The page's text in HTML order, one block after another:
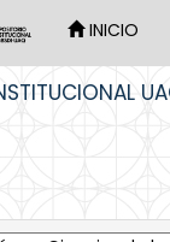
INICIO